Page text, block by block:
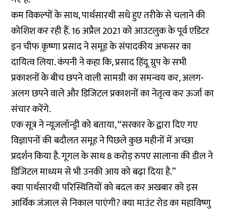
कम विकल्पों के साथ, पार्थसारथी सधे हुए तरीके से चलाने की
कोशिश कर रही हैं. 16 अप्रैल 2021 को आउटलुक के पूर्व एडिटर
इन चीफ कृष्णा प्रसाद ने समूह के संपादकीय अफसर का
दायित्व लिया.कंपनी ने कहाकि, प्रसाद हिंदू ग्रुप के सभी
प्रकाशनों के बीच छपने वाली सामग्री का समन्वय कर, अलग-
अलग छपने वाले और डिजिटल प्रकाशनों का नेतृत्व कर ऊर्जा का
संचार करेंगे.
एक सूत्र ने न्यूजलॉन्ड्री को बताया, “सरकार के द्वारा दिए गए
विज्ञापनों की बदौलत समूह ने पिछले कुछ महीनों में अच्छा
प्रदर्शन किया है. गूगल के साथ 8 करोड़ रुपए सालाना की डील ने
डिजिटल माध्यम से भी उनकी आय को बढ़ा दिया है.”
क्या पार्थसारथी परिस्थितियों को बदल कर अखबार को इस
आर्थिक जंजाल से निकाल पाएंगी? क्या माउंट रोड का महाविष्णु